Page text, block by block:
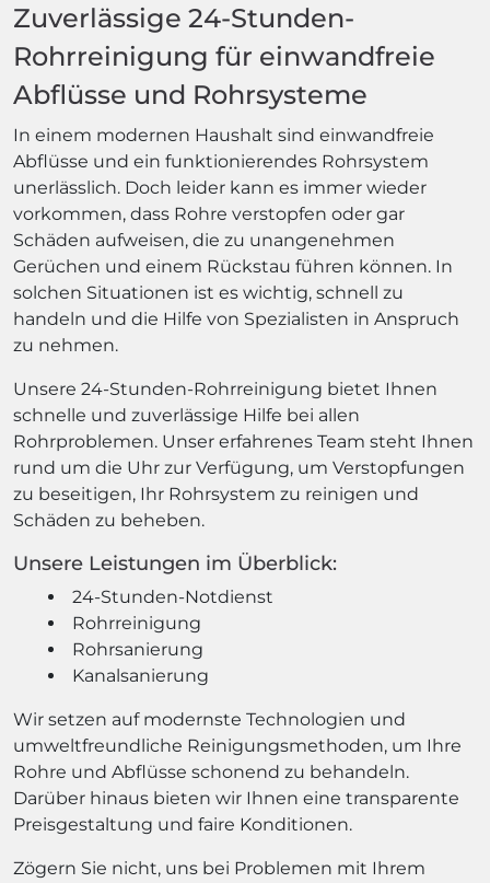
Zuverlässige 24-Stunden-
Rohrreinigung für einwandfreie
Abflüsse und Rohrsysteme
In einem modernen Haushalt sind einwandfreie
Abflüsse und ein funktionierendes Rohrsystem
unerlässlich. Doch leider kann es immer wieder
vorkommen, dass Rohre verstopfen oder gar
Schäden aufweisen, die zu unangenehmen
Gerüchen und einem Rückstau führen können. In
solchen Situationen ist es wichtig, schnell zu
handeln und die Hilfe von Spezialisten in Anspruch
zu nehmen.
Unsere 24-Stunden-Rohrreinigung bietet Ihnen
schnelle und zuverlässige Hilfe bei allen
Rohrproblemen. Unser erfahrenes Team steht Ihnen
rund um die Uhr zur Verfügung, um Verstopfungen
zu beseitigen, Ihr Rohrsystem zu reinigen und
Schäden zu beheben.
Unsere Leistungen im Überblick:
24-Stunden-Notdienst
Rohrreinigung
Rohrsanierung
Kanalsanierung
Wir setzen auf modernste Technologien und
umweltfreundliche Reinigungsmethoden, um Ihre
Rohre und Abflüsse schonend zu behandeln.
Darüber hinaus bieten wir Ihnen eine transparente
Preisgestaltung und faire Konditionen.
Zögern Sie nicht, uns bei Problemen mit Ihrem